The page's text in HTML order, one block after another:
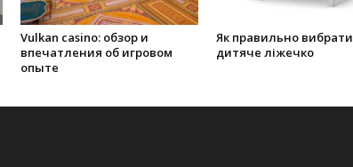
Vulkan casino: обзор и
впечатления об игровом
опыте
Як правильно вибрати
дитяче ліжечко